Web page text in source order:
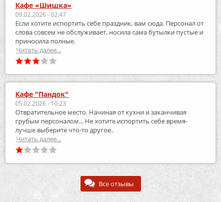
Кафе «Шишка»
09.02.2026 - 02:47
Если хотите испортить себе праздник, вам сюда. Персонал от
слова совсем не обслуживает, носила сама бутылки пустые и
приносила полные.
Читать далее...
Кафе "Пандок"
05.02.2026 - 10:23
Отвратительное место. Начиная от кухни и заканчивая
грубым персоналом... Не хотите испортить себе время-
лучше выберите что-то другое..
Читать далее...
Все отзывы